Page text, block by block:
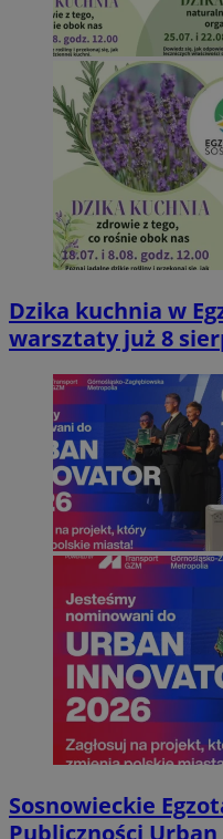
Dzika kuchnia w
warsztaty już 8
Sosnowieckie